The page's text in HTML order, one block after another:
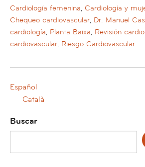
Cardiología femenina, Cardiología y
Chequeo cardiovascular, Dr. Manuel
cardiología, Planta Baixa, Revisión
cardiovascular, Riesgo Cardiovascular
Español
Català
Buscar